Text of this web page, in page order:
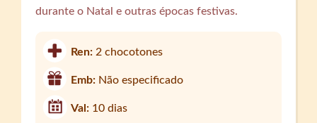
durante o Natal e outras épocas festivas.
Ren: 2 chocotones
Emb: Não especificado
Val: 10 dias